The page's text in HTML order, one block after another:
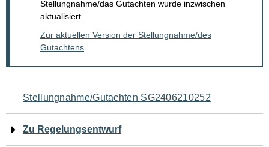
Stellungnahme/das Gutachten wurde inzwischen
aktualisiert.
Zur aktuellen Version der Stellungnahme/des
Gutachtens
Navigation
für
Stellungnahme/Gutachten SG2406210252
Zu Regelungsentwurf